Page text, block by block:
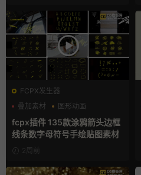
FCPX发生器
叠加素材
图形动画
手绘风
fcpx插件 135款涂鸦箭头边框
线条数字母符号手绘贴图素材
2周前